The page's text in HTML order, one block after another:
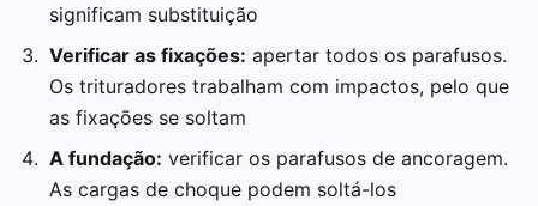
significam substituição
Verificar as fixações: apertar todos os parafusos.
Os trituradores trabalham com impactos, pelo que
as fixações se soltam
A fundação: verificar os parafusos de ancoragem.
As cargas de choque podem soltá-los